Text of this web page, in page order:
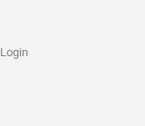
Login